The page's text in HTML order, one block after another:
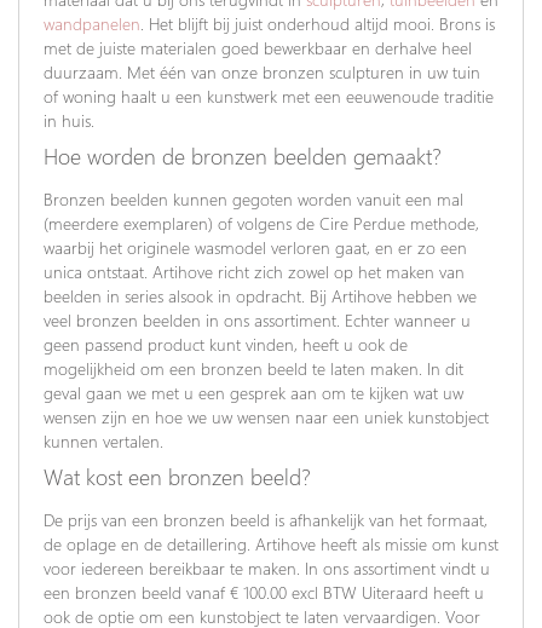
wandpanelen . Het blijft bij juist onderhoud altijd mooi. Brons is
met de juiste materialen goed bewerkbaar en derhalve heel
duurzaam. Met één van onze bronzen sculpturen in uw tuin
of woning haalt u een kunstwerk met een eeuwenoude traditie
in huis.
Hoe worden de bronzen beelden gemaakt?
Bronzen beelden kunnen gegoten worden vanuit een mal
(meerdere exemplaren) of volgens de Cire Perdue methode,
waarbij het originele wasmodel verloren gaat, en er zo een
unica ontstaat. Artihove richt zich zowel op het maken van
beelden in series alsook in opdracht. Bij Artihove hebben we
veel bronzen beelden in ons assortiment. Echter wanneer u
geen passend product kunt vinden, heeft u ook de
mogelijkheid om een bronzen beeld te laten maken. In dit
geval gaan we met u een gesprek aan om te kijken wat uw
wensen zijn en hoe we uw wensen naar een uniek kunstobject
kunnen vertalen.
Wat kost een bronzen beeld?
De prijs van een bronzen beeld is afhankelijk van het formaat,
de oplage en de detaillering. Artihove heeft als missie om kunst
voor iedereen bereikbaar te maken. In ons assortiment vindt u
een bronzen beeld vanaf € 100.00 excl BTW Uiteraard heeft u
ook de optie om een kunstobject te laten vervaardigen. Voor